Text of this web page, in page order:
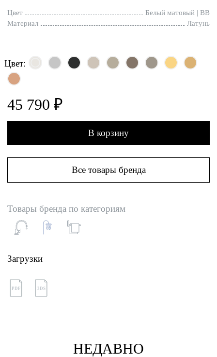
Цвет
Белый матовый | BB
Материал
Латунь
Цвет:
45 790 ₽
В корзину
Все товары бренда
Товары бренда по категориям
Загрузки
PDF 3DS
НЕДАВНО